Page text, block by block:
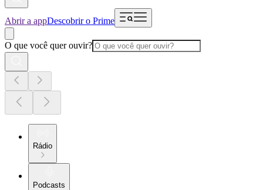
Abrir a appDescobrir o Prime
O que você quer ouvir?
Rádio
Podcasts